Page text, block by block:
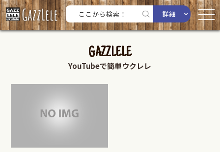
詳細
GAZZLELE
YouTubeで簡単ウクレレ